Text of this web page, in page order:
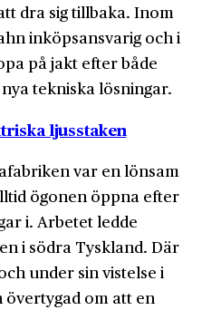
dra sig tillbaka. Inom
inköps­ansvarig och i
på jakt efter både
tekniska lösningar.
ljusstaken
var en lönsam
ögonen öppna efter
i. Arbetet ledde
i södra Tyskland. Där
under sin vistelse i
övertygad om att en